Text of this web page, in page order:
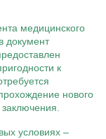
медицинского
документ
к
нового
условиях –